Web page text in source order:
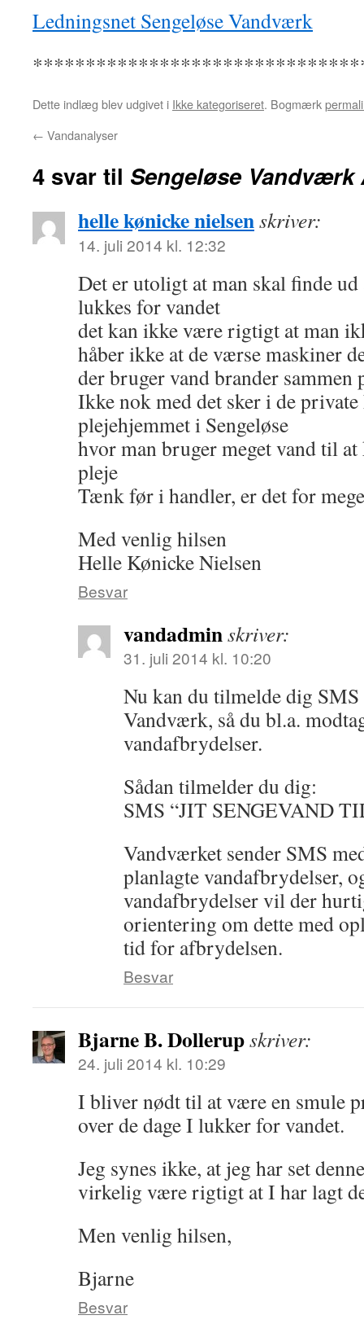
Ledningsnet Sengeløse Vandværk
Dette indlæg blev udgivet i Ikke kategoriseret. Bogmærk
← Vandanalyser
4 svar til Sengeløse Vandværk
helle kønicke nielsenskriver:
14. juli 2014 kl. 12:32
Det er utoligt at man skal finde ud
lukkes for vandet
det kan ikke være rigtigt at man
håber ikke at de værse maskiner
der bruger vand brander sammen
Ikke nok med det sker i de private
plejehjemmet i Sengeløse
hvor man bruger meget vand til
pleje
Tænk før i handler, er det for
Med venlig hilsen
Helle Kønicke Nielsen
Besvar
vandadminskriver:
31. juli 2014 kl. 10:20
Nu kan du tilmelde dig SMS
Vandværk, så du bl.a.
vandafbrydelser.
Sådan tilmelder du dig:
SMS “JIT SENGEVAND
Vandværket sender SMS
planlagte vandafbrydelser,
vandafbrydelser vil der
orientering om dette med
tid for afbrydelsen.
Besvar
Bjarne B. Dollerupskriver:
24. juli 2014 kl. 10:29
I bliver nødt til at være en smule
over de dage I lukker for vandet.
Jeg synes ikke, at jeg har set
virkelig være rigtigt at I har lagt
Men venlig hilsen,
Bjarne
Besvar